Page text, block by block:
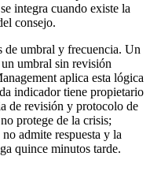
integra cuando existe la
consejo.
de umbral y frecuencia. Un
umbral sin revisión
aplica esta lógica
indicador tiene propietario
de revisión y protocolo de
protege de la crisis;
admite respuesta y la
quince minutos tarde.